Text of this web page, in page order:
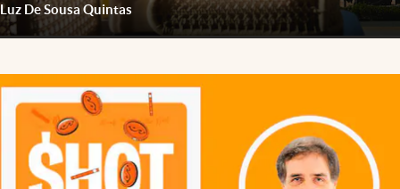
Luz De Sousa Quintas